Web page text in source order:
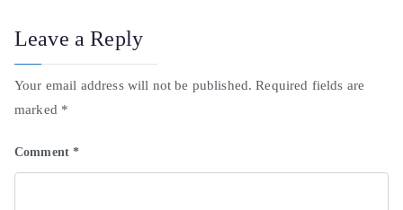
Leave a Reply
Your email address will not be published. Required fields are
marked *
Comment*